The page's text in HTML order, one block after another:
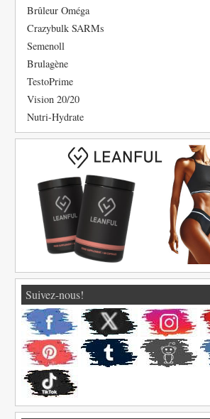
Brûleur Oméga
Crazybulk SARMs
Semenoll
Brulagène
TestoPrime
Vision 20/20
Nutri-Hydrate
Suivez-nous!